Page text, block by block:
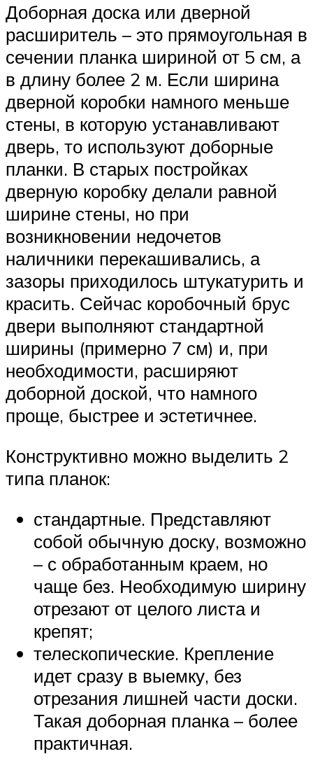
Доборная доска или дверной
расширитель – это прямоугольная в
сечении планка шириной от 5 см, а
в длину более 2 м. Если ширина
дверной коробки намного меньше
стены, в которую устанавливают
дверь, то используют доборные
планки. В старых постройках
дверную коробку делали равной
ширине стены, но при
возникновении недочетов
наличники перекашивались, а
зазоры приходилось штукатурить и
красить. Сейчас коробочный брус
двери выполняют стандартной
ширины (примерно 7 см) и, при
необходимости, расширяют
доборной доской, что намного
проще, быстрее и эстетичнее.
Конструктивно можно выделить 2
типа планок:
стандартные. Представляют
собой обычную доску, возможно
– с обработанным краем, но
чаще без. Необходимую ширину
отрезают от целого листа и
крепят;
телескопические. Крепление
идет сразу в выемку, без
отрезания лишней части доски.
Такая доборная планка – более
практичная.